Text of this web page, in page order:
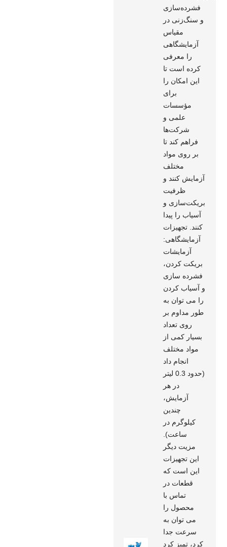
فشرده‌سازی
و سنگ‌زنی در
مقیاس
آزمایشگاهی
را معرفی
کرده است تا
این امکان را
برای
مؤسسات
علمی و
شرکت‌ها
فراهم کند تا
بر روی مواد
مختلف
آزمایش کنند و
ظرفیت
بریکت‌سازی و
آسیاب را پیدا
کنند. تجهیزات
آزمایشگاهی:
آزمایشات
بریکت کردن،
فشرده سازی
و آسیاب کردن
را می توان به
طور مداوم بر
روی تعداد
بسیار کمی از
مواد مختلف
انجام داد
(حدود 0.3 لیتر
در هر
آزمایش،
چندین
کیلوگرم در
ساعت).
مزیت دیگر
این تجهیزات
این است که
قطعات در
تماس با
محصول را
می توان به
سرعت جدا
کرد، تمیز کرد